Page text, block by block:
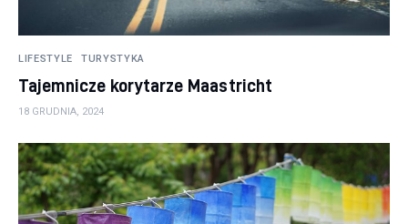
LIFESTYLE TURYSTYKA
Tajemnicze korytarze Maastricht
18 GRUDNIA, 2024